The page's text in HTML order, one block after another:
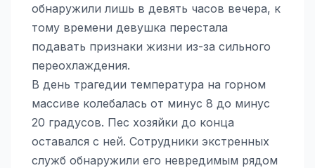
обнаружили лишь в девять часов вечера, к
тому времени девушка перестала
подавать признаки жизни из-за сильного
переохлаждения.
В день трагедии температура на горном
массиве колебалась от минус 8 до минус
20 градусов. Пес хозяйки до конца
оставался с ней. Сотрудники экстренных
служб обнаружили его невредимым рядом